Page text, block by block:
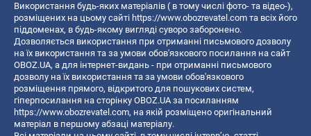
Використання будь-яких матеріалів ( в тому числі фото- та відео-),
розміщених на цьому сайті https://www.obozrevatel.com та всіх його
піддоменах, в будь-якому вигляді суворо заборонено.
Дозволяється використання при отриманні письмового дозволу
на їх використання та за умови обов'язкового посилання на сайт
OBOZ.UA, а для інтернет-видань - при отриманні письмового
дозволу на їх використання та за умови обов'язкового
розміщення прямого, відкритого для пошукових систем,
гіперпосилання на сторінку OBOZ.UA за посиланням
https://www.obozrevatel.com, на якій розміщено оригінальний
матеріал в першому абзаці матеріалу.